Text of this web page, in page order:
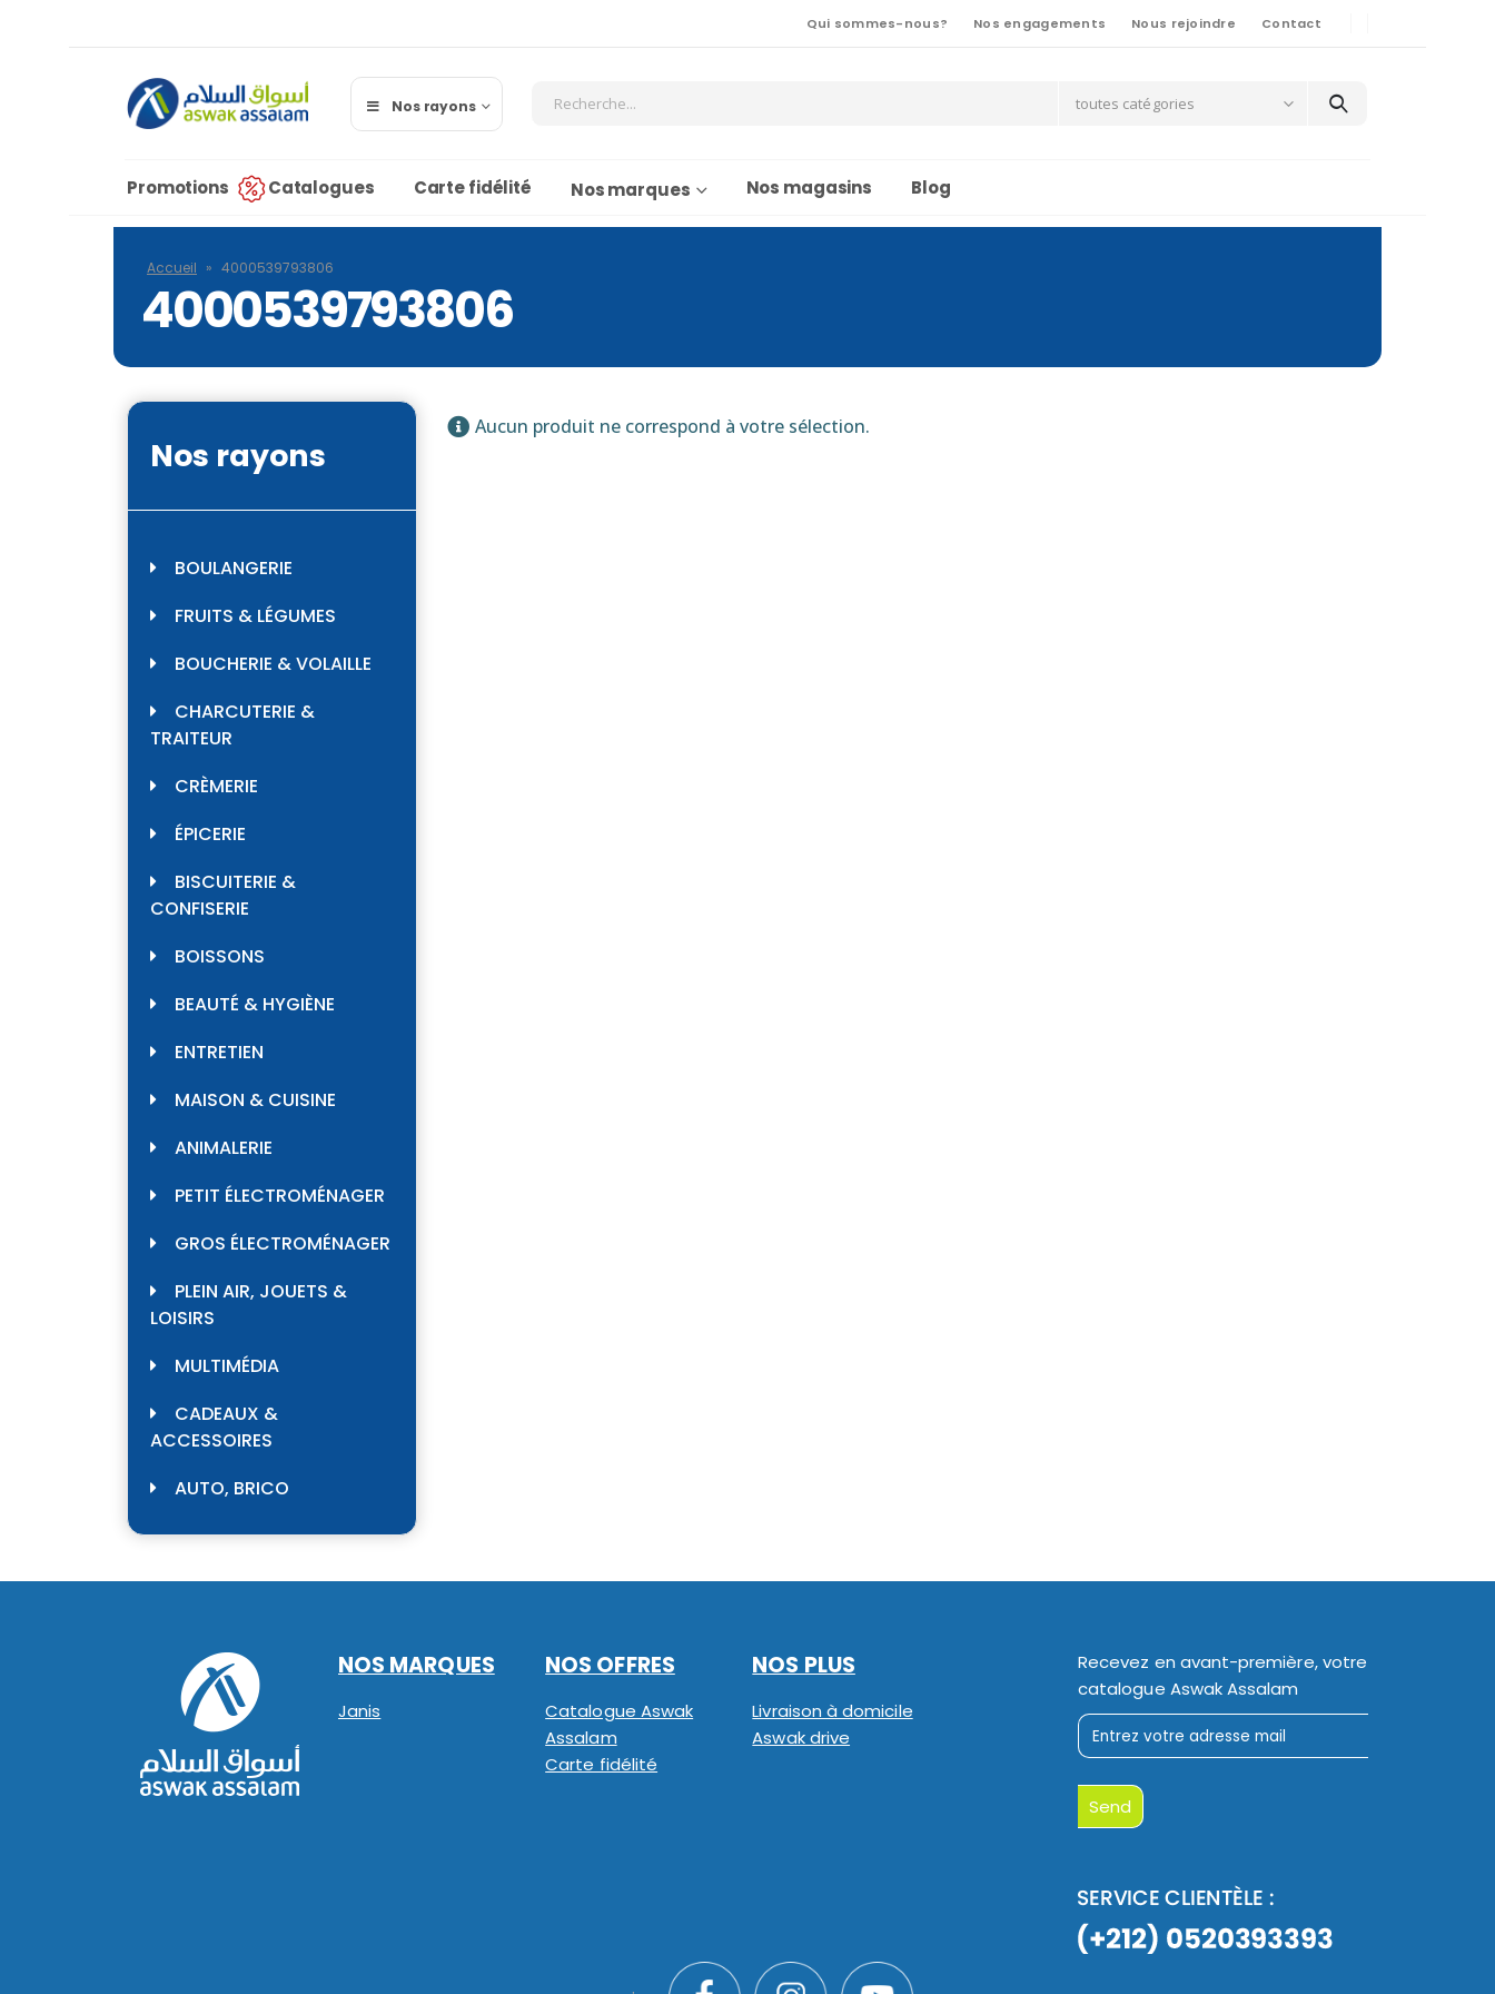
Qui sommes-nous? Nos engagements Nous rejoindre Contact
Nos rayons toutes catégories
Promotions Catalogues Carte fidélité Nos marques Nos magasins Blog
Accueil » 4000539793806
4000539793806
Aucun produit ne correspond à votre sélection.
Nos rayons
BOULANGERIE
FRUITS & LÉGUMES
BOUCHERIE & VOLAILLE
CHARCUTERIE &
TRAITEUR
CRÈMERIE
ÉPICERIE
BISCUITERIE &
CONFISERIE
BOISSONS
BEAUTÉ & HYGIÈNE
ENTRETIEN
MAISON & CUISINE
ANIMALERIE
PETIT ÉLECTROMÉNAGER
GROS ÉLECTROMÉNAGER
PLEIN AIR, JOUETS &
LOISIRS
MULTIMÉDIA
CADEAUX &
ACCESSOIRES
AUTO, BRICO
NOS MARQUES
Janis
NOS OFFRES
Catalogue Aswak
Assalam
Carte fidélité
NOS PLUS
Livraison à domicile
Aswak drive
Recevez en avant-première, votre
catalogue Aswak Assalam